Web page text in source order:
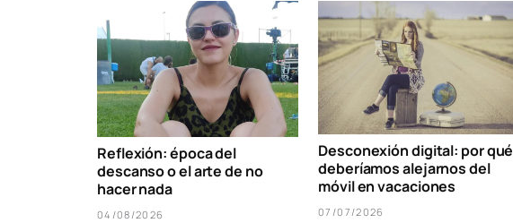
Reflexión: época del
descanso o el arte de no
hacer nada
04/08/2026
Desconexión digital: por qué
deberíamos alejarnos del
móvil en vacaciones
07/07/2026